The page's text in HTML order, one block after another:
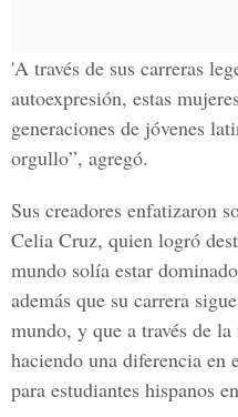
'A través de sus carreras
autoexpresión, estas
generaciones de jóvenes
orgullo”, agregó.
Sus creadores enfatizaron
Celia Cruz, quien logró
mundo solía estar
además que su carrera
mundo, y que a través de
haciendo una diferencia en
para estudiantes hispanos